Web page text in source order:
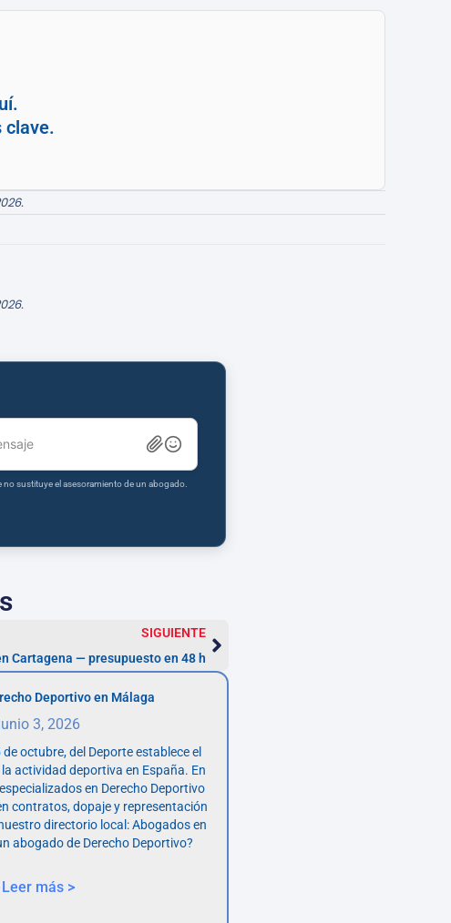
clave.
no sustituye el asesoramiento de un abogado.
SIGUIENTE
Cartagena — presupuesto en 48 h
Deportivo en Málaga
3, 2026
octubre, del Deporte establece el
actividad deportiva en España. En
en Derecho Deportivo
contratos, dopaje y representación
directorio local: Abogados en
abogado de Derecho Deportivo?
Leer más >